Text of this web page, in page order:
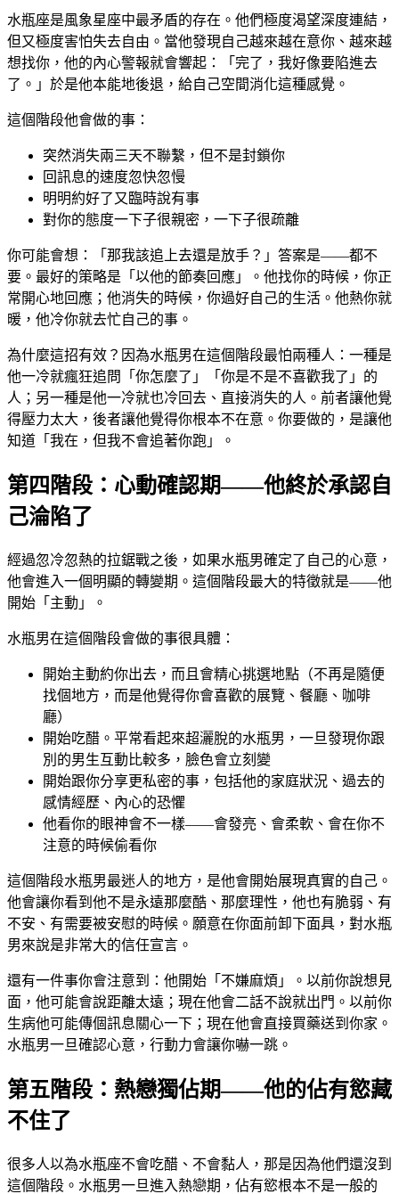
水瓶座是風象星座中最矛盾的存在。他們極度渴望深度連結，
但又極度害怕失去自由。當他發現自己越來越在意你、越來越
想找你，他的內心警報就會響起：「完了，我好像要陷進去
了。」於是他本能地後退，給自己空間消化這種感覺。
這個階段他會做的事：
突然消失兩三天不聯繫，但不是封鎖你
回訊息的速度忽快忽慢
明明約好了又臨時說有事
對你的態度一下子很親密，一下子很疏離
你可能會想：「那我該追上去還是放手？」答案是——都不
要。最好的策略是「以他的節奏回應」。他找你的時候，你正
常開心地回應；他消失的時候，你過好自己的生活。他熱你就
暖，他冷你就去忙自己的事。
為什麼這招有效？因為水瓶男在這個階段最怕兩種人：一種是
他一冷就瘋狂追問「你怎麼了」「你是不是不喜歡我了」的
人；另一種是他一冷就也冷回去、直接消失的人。前者讓他覺
得壓力太大，後者讓他覺得你根本不在意。你要做的，是讓他
知道「我在，但我不會追著你跑」。
第四階段：心動確認期——他終於承認自
己淪陷了
經過忽冷忽熱的拉鋸戰之後，如果水瓶男確定了自己的心意，
他會進入一個明顯的轉變期。這個階段最大的特徵就是——他
開始「主動」。
水瓶男在這個階段會做的事很具體：
開始主動約你出去，而且會精心挑選地點（不再是隨便
找個地方，而是他覺得你會喜歡的展覽、餐廳、咖啡
廳）
開始吃醋。平常看起來超灑脫的水瓶男，一旦發現你跟
別的男生互動比較多，臉色會立刻變
開始跟你分享更私密的事，包括他的家庭狀況、過去的
感情經歷、內心的恐懼
他看你的眼神會不一樣——會發亮、會柔軟、會在你不
注意的時候偷看你
這個階段水瓶男最迷人的地方，是他會開始展現真實的自己。
他會讓你看到他不是永遠那麼酷、那麼理性，他也有脆弱、有
不安、有需要被安慰的時候。願意在你面前卸下面具，對水瓶
男來說是非常大的信任宣言。
還有一件事你會注意到：他開始「不嫌麻煩」。以前你說想見
面，他可能會說距離太遠；現在他會二話不說就出門。以前你
生病他可能傳個訊息關心一下；現在他會直接買藥送到你家。
水瓶男一旦確認心意，行動力會讓你嚇一跳。
第五階段：熱戀獨佔期——他的佔有慾藏
不住了
很多人以為水瓶座不會吃醋、不會黏人，那是因為他們還沒到
這個階段。水瓶男一旦進入熱戀期，佔有慾根本不是一般的